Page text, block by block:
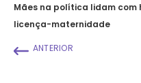
Mães na política lidam
licença-maternidade
ANTERIOR